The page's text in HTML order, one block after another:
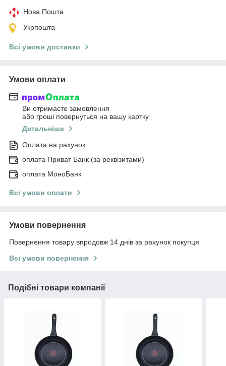
Нова Пошта
Укрпошта
Всі умови доставки
Умови оплати
Ви отримаєте замовлення
або гроші повернуться на вашу картку
Детальніше
Оплата на рахунок
оплата Приват Банк (за реквізитами)
оплата МоноБанк
Всі умови оплати
Умови повернення
Повернення товару впродовж 14 днів за рахунок покупця
Всі умови повернення
Подібні товари компанії